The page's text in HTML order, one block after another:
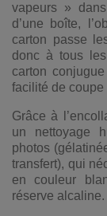
vapeurs »
d’une boîte,
carton passe
donc à tous
carton
facilité de coupe
Grâce à
un nettoyage
photos
transfert), qui
en couleur
réserve alcaline.